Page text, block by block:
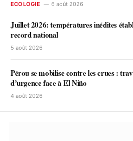
ECOLOGIE 6 août 2026
Juillet 2026: températures inédites
record national
5 août 2026
Pérou se mobilise contre les crues :
d’urgence face à El Niño
4 août 2026